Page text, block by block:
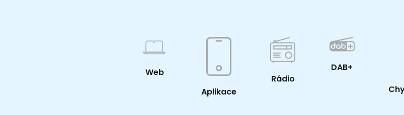
Web
Aplikace
Rádio
DAB+